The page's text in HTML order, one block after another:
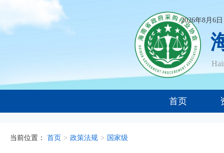
2026年8月6
首页
当前位置： 首页 > 政策法规 > 国家级